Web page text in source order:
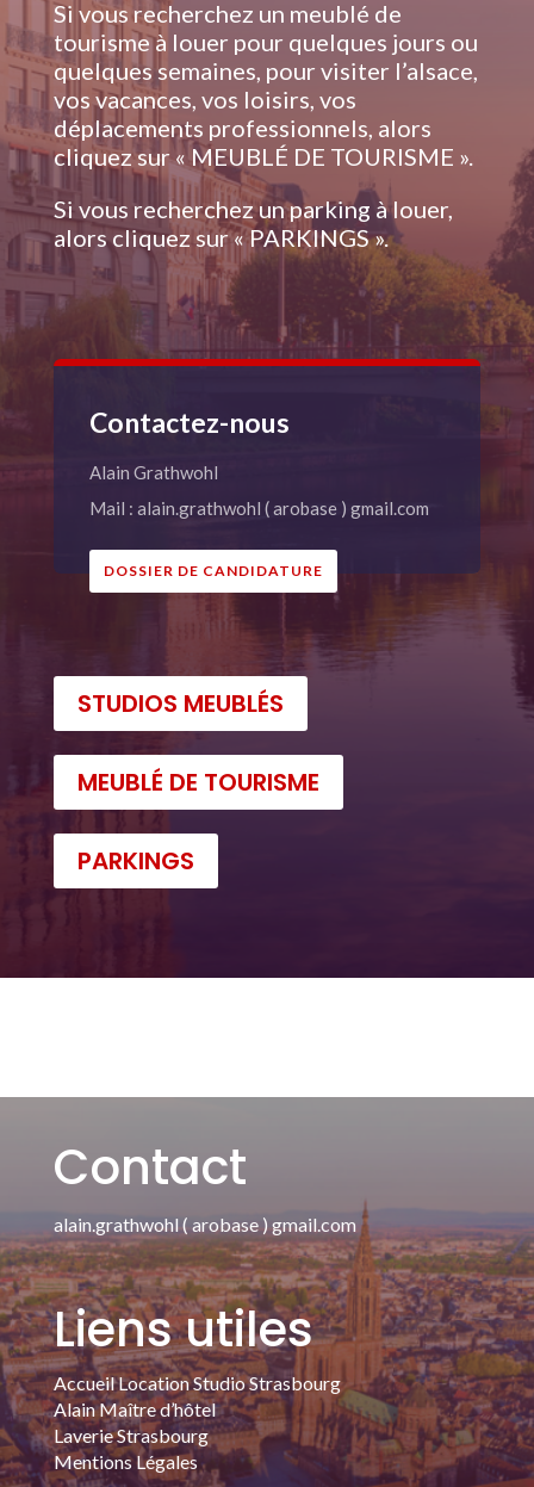
Si vous recherchez un meublé de
tourisme à louer pour quelques jours ou
quelques semaines, pour visiter l’alsace,
vos vacances, vos loisirs, vos
déplacements professionnels, alors
cliquez sur « MEUBLÉ DE TOURISME ».
Si vous recherchez un parking à louer,
alors cliquez sur « PARKINGS ».
Contactez-nous
Alain Grathwohl
Mail : alain.grathwohl ( arobase ) gmail.com
DOSSIER DE CANDIDATURE
STUDIOS MEUBLÉS
MEUBLÉ DE TOURISME
PARKINGS
Contact
alain.grathwohl ( arobase ) gmail.com
Liens utiles
Accueil Location Studio Strasbourg
Alain Maître d’hôtel
Laverie Strasbourg
Mentions Légales